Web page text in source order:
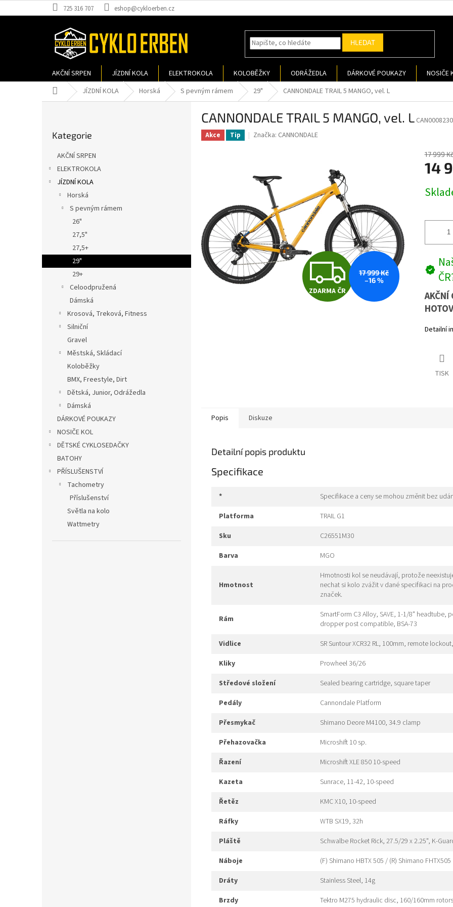
na
725 316 707 eshop@cykloerben.cz
HLEDAT
AKČNÍ SRPEN JÍZDNÍ KOLA ELEKTROKOLA KOLOBĚŽKY ODRÁŽEDLA DÁRKOVÉ POUKAZY
NOSIČE
Domů JÍZDNÍ KOLA Horská S pevným rámem 29" CANNONDALE TRAIL 5 MANGO, vel. L
l
kategorie
Kategorie
AKČNÍ SRPEN
ELEKTROKOLA
JÍZDNÍ KOLA
Horská
S pevným rámem
26"
27,5"
27,5+
29"
29+
Celoodpružená
Dámská
Krosová, Treková, Fitness
Silniční
Gravel
Městská, Skládací
Koloběžky
BMX, Freestyle, Dirt
Dětská, Junior, Odrážedla
Dámská
DÁRKOVÉ POUKAZY
NOSIČE KOL
DĚTSKÉ CYKLOSEDAČKY
BATOHY
PŘÍSLUŠENSTVÍ
Tachometry
Příslušenství
Světla na kolo
Wattmetry
CANNONDALE TRAIL 5 MANGO, vel. L
Akce Tip Značka: CANNONDALE
Z
D
ZDARMA ČR
17 999 Kč
–16 %
17 999
14
cena:
AKČNÍ
Detailní
TISK
Popis Diskuze
Detailní popis produktu
Specifikace
*
Specifikace a ceny se mohou změnit bez
platforma
TRAIL G1
sku
C26551M30
barva
MGO
hmotnost
Hmotnosti kol se neudávají, protože
nechat si kolo zvážit v dané specifikaci na
značek.
rám
SmartForm C3 Alloy, SAVE, 1-1/8"
dropper post compatible, BSA-73
vidlice
SR Suntour XCR32 RL, 100mm, remote
kliky
Prowheel 36/26
středové složení
Sealed bearing cartridge, square taper
pedály
Cannondale Platform
přesmykač
Shimano Deore M4100, 34.9 clamp
přehazovačka
Microshift 10 sp.
řazení
Microshift XLE 850 10-speed
kazeta
Sunrace, 11-42, 10-speed
řetěz
KMC X10, 10-speed
ráfky
WTB SX19, 32h
pláště
Schwalbe Rocket Rick, 27.5/29 x 2.25", K-
náboje
(F) Shimano HBTX 505 / (R) Shimano FHTX505
dráty
Stainless Steel, 14g
brzdy
Tektro M275 hydraulic disc, 160/160mm rotors